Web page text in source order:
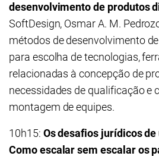
desenvolvimento de produtos
SoftDesign, Osmar A. M.
métodos de desenvolvimento
para escolha de tecnologias,
relacionadas à concepção de
necessidades de qualificação e
montagem de equipes.
10h15: Os desafios jurídicos
Como escalar sem escalar os